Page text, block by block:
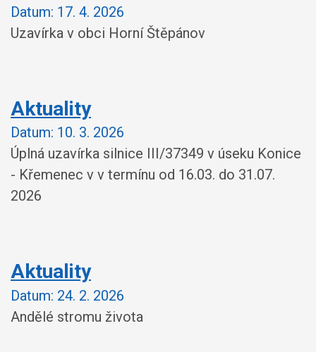
Datum: 17. 4. 2026
Uzavírka v obci Horní Štěpánov
Aktuality
Datum: 10. 3. 2026
Úplná uzavírka silnice III/37349 v úseku Konice
- Křemenec v v termínu od 16.03. do 31.07.
2026
Aktuality
Datum: 24. 2. 2026
Andělé stromu života